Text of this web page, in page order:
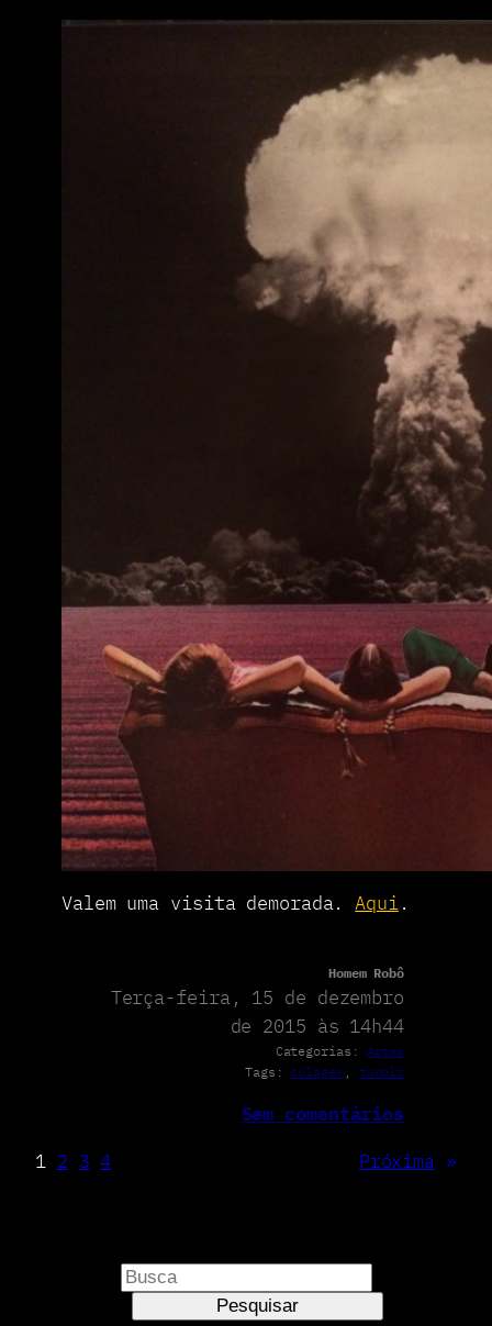
Valem uma visita demorada.Aqui.
Homem Robô
Terça-feira, 15 de dezembro
de 2015 às 14h44
Categorias: Artes
Tags: colagem, tumblr
Sem comentários
1 2 3 4 Próxima »
P
Pesquisar